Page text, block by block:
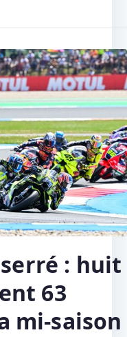
: huit
63
mi-saison